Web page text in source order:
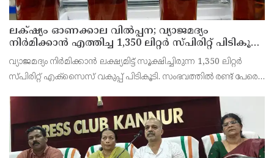
ലക്‌ഷ്യം ഓണക്കാല വിൽപ്പന; വ്യാജമദ്യം
നിർമിക്കാൻ എത്തിച്ച 1,350 ലിറ്റർ സ്പിരിറ്റ് പിടികൂടി;
രണ്ട് പേർ അറസ്റ്റിൽ
വ്യാജമദ്യം നിർമിക്കാൻ ലക്ഷ്യമിട്ട് സൂക്ഷിച്ചിരുന്ന 1,350 ലിറ്റർ
സ്പിരിറ്റ് എക്സൈസ് വകുപ്പ് പിടികൂടി. സംഭവത്തിൽ രണ്ട് പേരെ
കോട്ടക്കുളങ്ങരയിലെ ഹോളോബ്രിക